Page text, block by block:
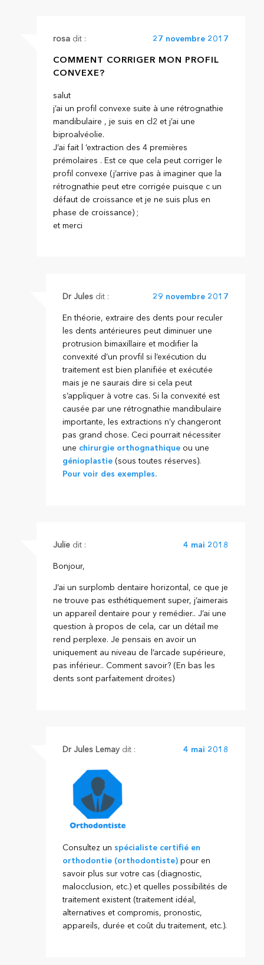
rosa dit : 27 novembre 2017
COMMENT CORRIGER MON PROFIL
CONVEXE?
salut
j’ai un profil convexe suite à une rétrognathie
mandibulaire , je suis en cl2 et j’ai une
biproalvéolie.
J’ai fait l ‘extraction des 4 premières
prémolaires . Est ce que cela peut corriger le
profil convexe (j’arrive pas à imaginer que la
rétrognathie peut etre corrigée puisque c un
défaut de croissance et je ne suis plus en
phase de croissance) ;
et merci
Dr Jules dit : 29 novembre 2017
En théorie, extraire des dents pour reculer
les dents antérieures peut diminuer une
protrusion bimaxillaire et modifier la
convexité d’un provfil si l’exécution du
traitement est bien planifiée et exécutée
mais je ne saurais dire si cela peut
s’appliquer à votre cas. Si la convexité est
causée par une rétrognathie mandibulaire
importante, les extractions n’y changeront
pas grand chose. Ceci pourrait nécessiter
une chirurgie orthognathiqueou une
génioplastie(sous toutes réserves).
Pour voir des exemples.
Julie dit : 4 mai 2018
Bonjour,
J’ai un surplomb dentaire horizontal, ce que je
ne trouve pas esthétiquement super, j’aimerais
un appareil dentaire pour y remédier.. J’ai une
question à propos de cela, car un détail me
rend perplexe. Je pensais en avoir un
uniquement au niveau de l’arcade supérieure,
pas inférieur.. Comment savoir? (En bas les
dents sont parfaitement droites)
Dr Jules Lemay dit : 4 mai 2018
Consultez un spécialiste certifié en
orthodontie (orthodontiste)pour en
savoir plus sur votre cas (diagnostic,
malocclusion, etc.) et quelles possibilités de
traitement existent (traitement idéal,
alternatives et compromis, pronostic,
appareils, durée et coût du traitement, etc.).